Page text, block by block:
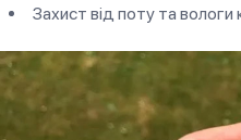
Захист від поту та вологи